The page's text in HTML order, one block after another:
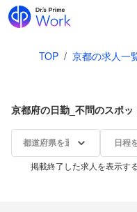
TOP / 京都の求人一
京都府の日勤_不問のスポッ
都道府県を選択 日程
掲載終了した求人を表示す